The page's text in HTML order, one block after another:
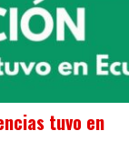
tuvo en